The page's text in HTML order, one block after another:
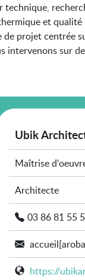
technique,
et qualité
de projet
intervenons sur
Ubik
Maîtrise
Architecte
03 86 81 55
https://